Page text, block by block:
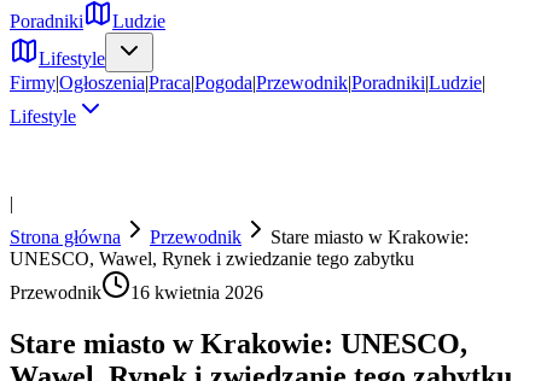
Poradniki
Ludzie
Lifestyle
Firmy|Ogłoszenia|Praca|Pogoda|Przewodnik|Poradniki|Ludzie|
Lifestyle
|
Strona główna
Przewodnik
Stare miasto w Krakowie:
UNESCO, Wawel, Rynek i zwiedzanie tego zabytku
Przewodnik
16 kwietnia 2026
Stare miasto w Krakowie: UNESCO,